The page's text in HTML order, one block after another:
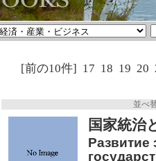
[前の10件] 17 18 19 20
並べ
国家統治
Развитие